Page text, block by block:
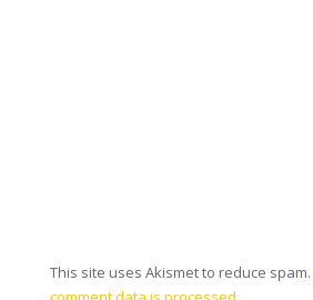
This site uses Akismet to reduce spam.